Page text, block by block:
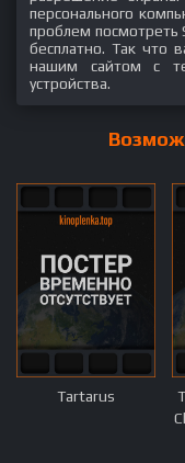
персонального
проблем посмотреть
бесплатно. Так что
нашим сайтом с
устройства.
Tartarus